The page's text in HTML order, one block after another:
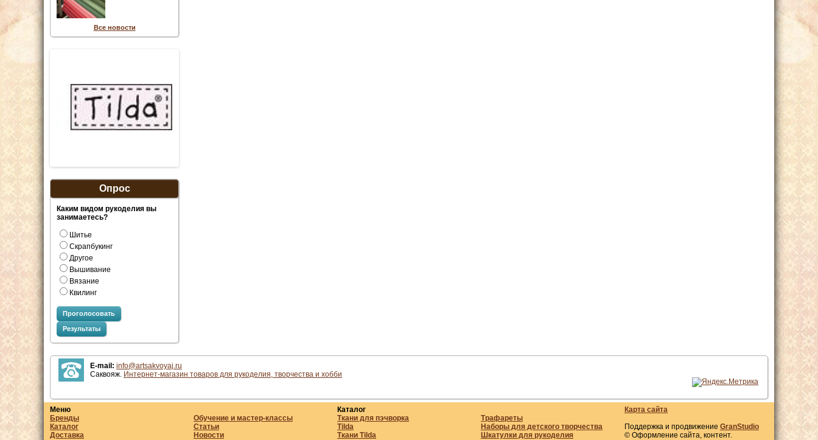
Все новости
Опрос
Каким видом рукоделия вы
занимаетесь?
Шитье
Скрапбукинг
Другое
Вышивание
Вязание
Квилинг
Проголосовать
Результаты
E-mail: info@artsakvoyaj.ru
Саквояж. Интернет-магазин товаров для рукоделия, творчества и хобби
Меню
Бренды
Каталог
Доставка
Обучение и мастер-классы
Статьи
Новости
Каталог
Ткани для пэчворка
Tilda
Ткани Tilda
Трафареты
Наборы для детского творчества
Шкатулки для рукоделия
Карта сайта
Поддержка и продвижение GranStudio
© Оформление сайта, контент.